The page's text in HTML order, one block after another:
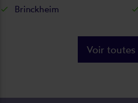
Brinckheim
Voir toutes